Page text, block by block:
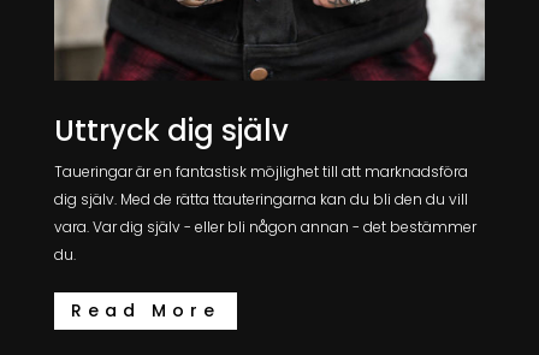
Uttryck dig själv
Taueringar är en fantastisk möjlighet till att marknadsföra
dig själv. Med de rätta ttauteringarna kan du bli den du vill
vara. Var dig själv - eller bli någon annan - det bestämmer
du.
Read More